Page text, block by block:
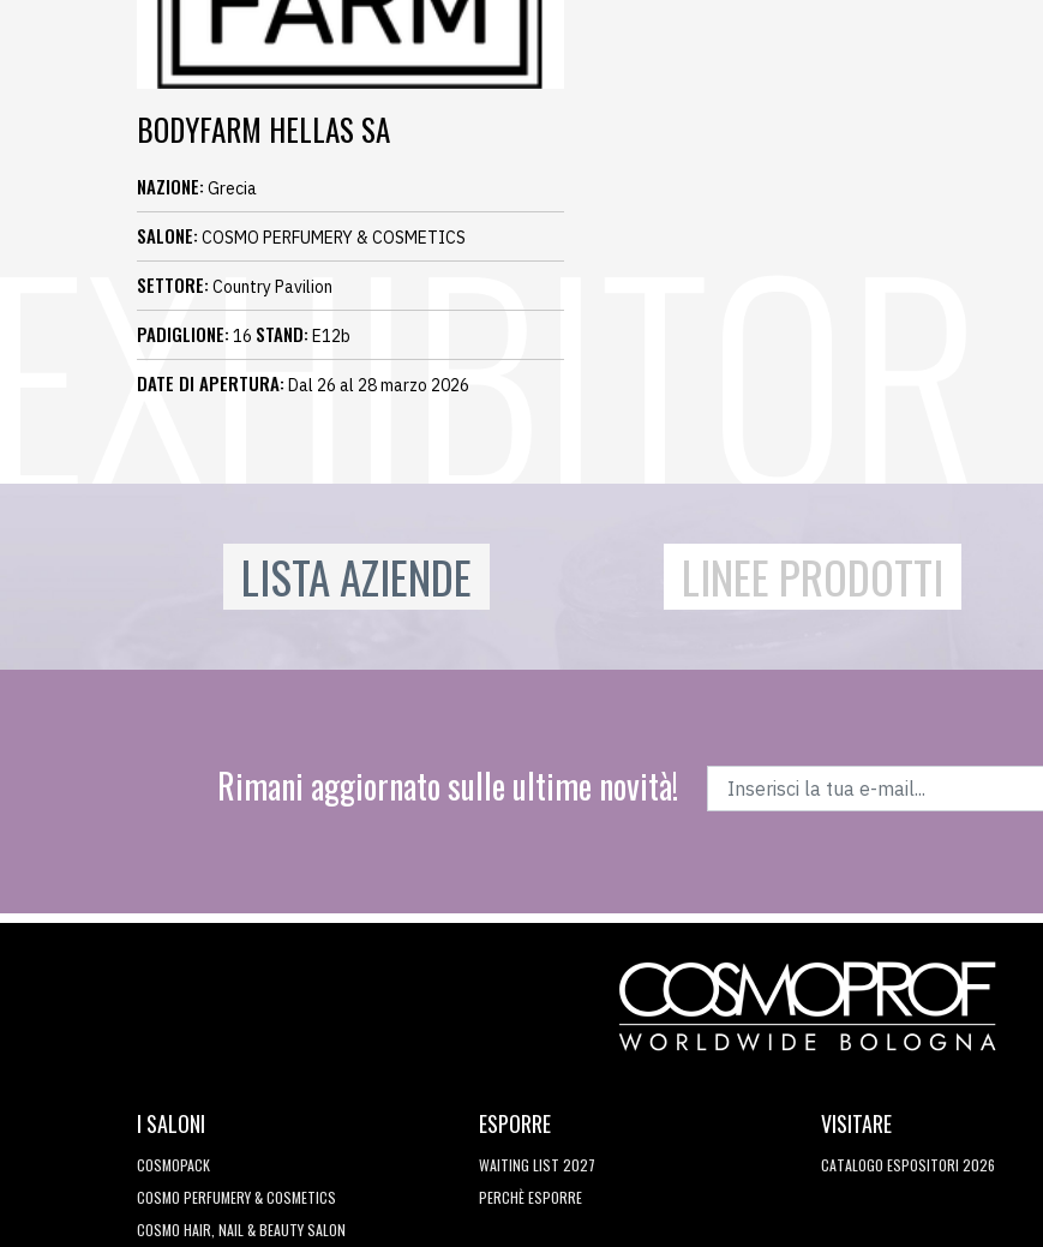
BODYFARM HELLAS SA
NAZIONE: Grecia
SALONE: COSMO PERFUMERY & COSMETICS
SETTORE: Country Pavilion
PADIGLIONE: 16 STAND: E12b
DATE DI APERTURA: Dal 26 al 28 marzo 2026
LISTA AZIENDE LINEE PRODOTTI
Rimani aggiornato sulle ultime novità!
I SALONI
COSMOPACK
COSMO PERFUMERY & COSMETICS
COSMO HAIR, NAIL & BEAUTY SALON
ESPORRE
WAITING LIST 2027
PERCHÈ ESPORRE
VISITARE
CATALOGO ESPOSITORI 2026